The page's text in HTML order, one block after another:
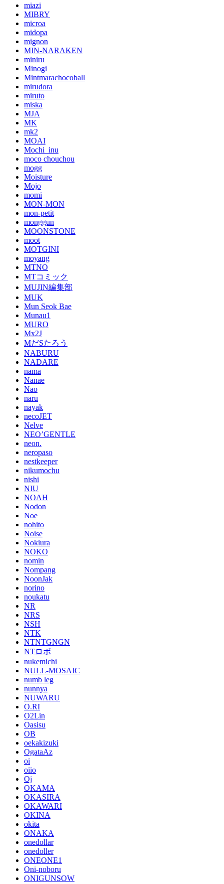
miazi
MIBRY
microa
midopa
mignon
MIN-NARAKEN
miniru
Minogi
Mintmarachocoball
mirudora
miruto
miska
MJA
MK
mk2
MOAI
Mochi_inu
moco chouchou
mogg
Moisture
Mojo
momi
MON-MON
mon-petit
monggun
MOONSTONE
moot
MOTGINI
moyang
MTNO
MTコミック
MUJIN編集部
MUK
Mun Seok Bae
Munau1
MURO
Mx2J
MだSたろう
NABURU
NADARE
nama
Nanae
Nao
naru
nayak
necoJET
Nelve
NEO’GENTLE
neon.
neropaso
nestkeeper
nikumochu
nishi
NIU
NOAH
Nodon
Noe
nohito
Noise
Nokiura
NOKO
nomin
Nompang
NoonJak
norino
noukatu
NR
NRS
NSH
NTK
NTNTGNGN
NTロボ
nukemichi
NULL-MOSAIC
numb leg
nunnya
NUWARU
O.RI
O2Lin
Oasisu
OB
oekakizuki
OgataAz
oi
oiio
Oj
OKAMA
OKASIRA
OKAWARI
OKINA
okita
ONAKA
onedollar
onedoller
ONEONE1
Oni-noboru
ONIGUNSOW